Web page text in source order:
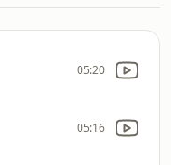
05:20
05:16